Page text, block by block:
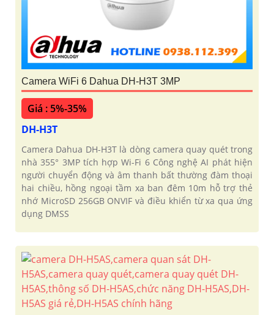
Camera WiFi 6 Dahua DH-H3T 3MP
Giá : 5%-35%
DH-H3T
Camera Dahua DH-H3T là dòng camera quay quét trong
nhà 355° 3MP tích hợp Wi-Fi 6 Công nghệ AI phát hiện
người chuyển động và âm thanh bất thường đàm thoại
hai chiều, hồng ngoại tầm xa ban đêm 10m hỗ trợ thẻ
nhớ MicroSD 256GB ONVIF và điều khiển từ xa qua ứng
dụng DMSS